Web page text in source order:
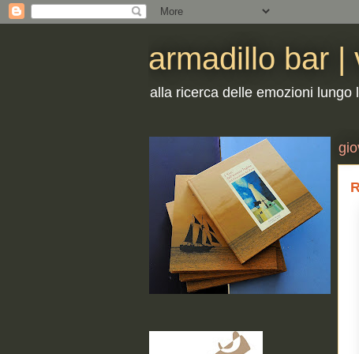
armadillo bar |
alla ricerca delle emozioni